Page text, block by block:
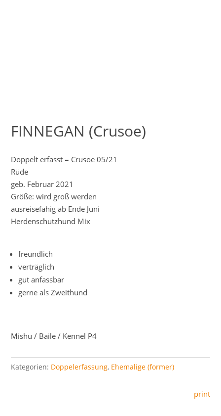
FINNEGAN (Crusoe)
Doppelt erfasst = Crusoe 05/21
Rüde
geb. Februar 2021
Größe: wird groß werden
ausreisefähig ab Ende Juni
Herdenschutzhund Mix
freundlich
verträglich
gut anfassbar
gerne als Zweithund
Mishu / Baile / Kennel P4
Kategorien: Doppelerfassung, Ehemalige (former)
print